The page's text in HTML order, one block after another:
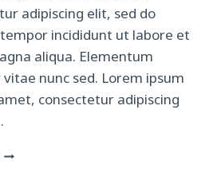
adipiscing elit, sed do
incididunt ut labore et
aliqua. Elementum
nunc sed. Lorem ipsum
consectetur adipiscing
HOW